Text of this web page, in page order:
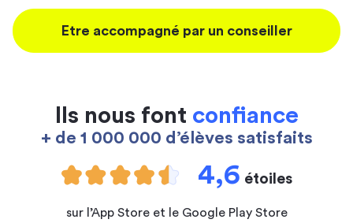
Etre accompagné par un conseiller
Ils nous font confiance
+ de 1 000 000 d’élèves satisfaits
4,6 étoiles
sur l’App Store et le Google Play Store